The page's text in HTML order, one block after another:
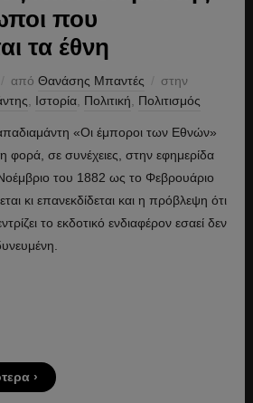
που
τα έθνη
από Θανάσης Μπαντές
στην
Ιστορία, Πολιτική Πολιτισμός
«Οι έμποροι των Εθνών»
φορά, σε συνέχειες, στην εφημερίδα
του 1882 ως το Φεβρουάριο
κι επανεκδίδεται και η πρόβλεψη ότι
το εκδοτικό ενδιαφέρον εσαεί δεν
›